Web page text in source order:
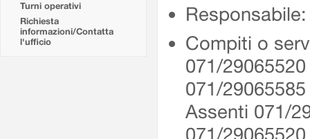
Turni operativi
Richiesta
informazioni/Contatta
l'ufficio
Compiti o
071/
071/
Assenti 071/
071/